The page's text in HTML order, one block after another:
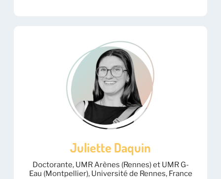
Juliette Daquin
Doctorante, UMR Arènes (Rennes) et UMR G-
Eau (Montpellier), Université de Rennes, France